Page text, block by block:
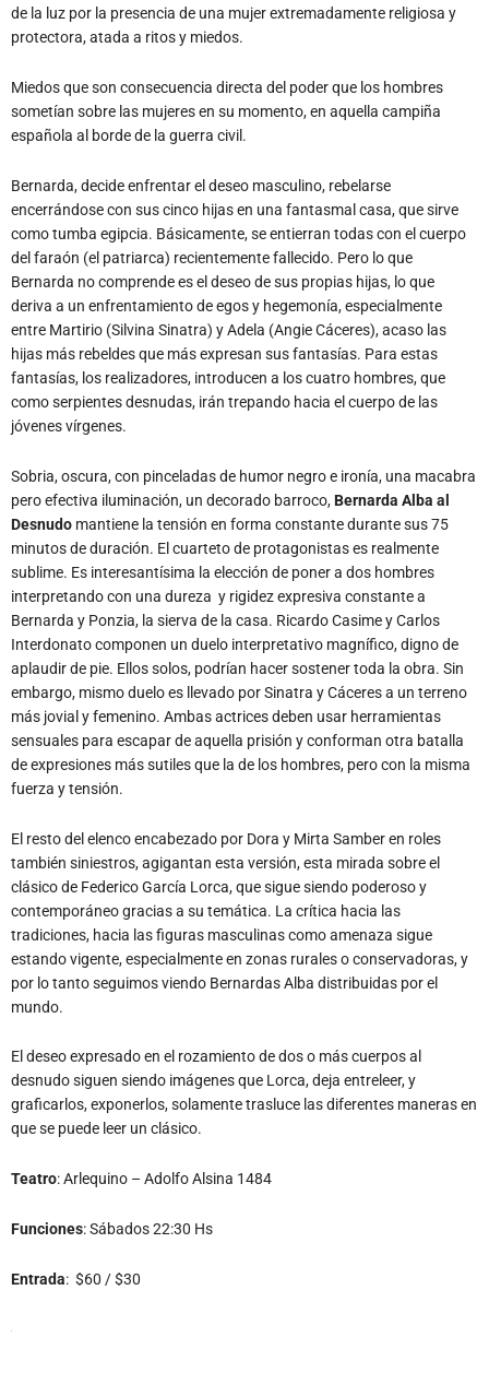
de la luz por la presencia de una mujer extremadamente religiosa y
protectora, atada a ritos y miedos.
Miedos que son consecuencia directa del poder que los hombres
sometían sobre las mujeres en su momento, en aquella campiña
española al borde de la guerra civil.
Bernarda, decide enfrentar el deseo masculino, rebelarse
encerrándose con sus cinco hijas en una fantasmal casa, que sirve
como tumba egipcia. Básicamente, se entierran todas con el cuerpo
del faraón (el patriarca) recientemente fallecido. Pero lo que
Bernarda no comprende es el deseo de sus propias hijas, lo que
deriva a un enfrentamiento de egos y hegemonía, especialmente
entre Martirio (Silvina Sinatra) y Adela (Angie Cáceres), acaso las
hijas más rebeldes que más expresan sus fantasías. Para estas
fantasías, los realizadores, introducen a los cuatro hombres, que
como serpientes desnudas, irán trepando hacia el cuerpo de las
jóvenes vírgenes.
Sobria, oscura, con pinceladas de humor negro e ironía, una macabra
pero efectiva iluminación, un decorado barroco,Bernarda Alba al
Desnudo mantiene la tensión en forma constante durante sus 75
minutos de duración. El cuarteto de protagonistas es realmente
sublime. Es interesantísima la elección de poner a dos hombres
interpretando con una dureza y rigidez expresiva constante a
Bernarda y Ponzia, la sierva de la casa. Ricardo Casime y Carlos
Interdonato componen un duelo interpretativo magnífico, digno de
aplaudir de pie. Ellos solos, podrían hacer sostener toda la obra. Sin
embargo, mismo duelo es llevado por Sinatra y Cáceres a un terreno
más jovial y femenino. Ambas actrices deben usar herramientas
sensuales para escapar de aquella prisión y conforman otra batalla
de expresiones más sutiles que la de los hombres, pero con la misma
fuerza y tensión.
El resto del elenco encabezado por Dora y Mirta Samber en roles
también siniestros, agigantan esta versión, esta mirada sobre el
clásico de Federico García Lorca, que sigue siendo poderoso y
contemporáneo gracias a su temática. La crítica hacia las
tradiciones, hacia las figuras masculinas como amenaza sigue
estando vigente, especialmente en zonas rurales o conservadoras, y
por lo tanto seguimos viendo Bernardas Alba distribuidas por el
mundo.
El deseo expresado en el rozamiento de dos o más cuerpos al
desnudo siguen siendo imágenes que Lorca, deja entreleer, y
graficarlos, exponerlos, solamente trasluce las diferentes maneras en
que se puede leer un clásico.
Teatro: Arlequino – Adolfo Alsina 1484
Funciones: Sábados 22:30 Hs
Entrada: $60 / $30